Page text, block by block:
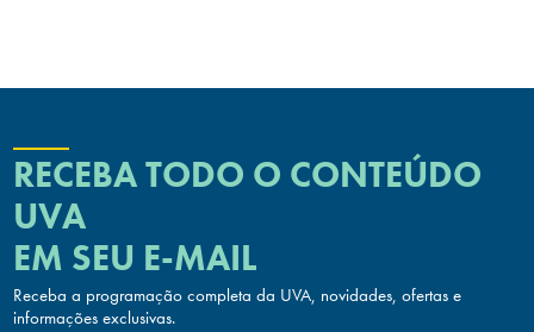
RECEBA TODO O CONTEÚDO
UVA
EM SEU E-MAIL
Receba a programação completa da UVA, novidades, ofertas e
informações exclusivas.